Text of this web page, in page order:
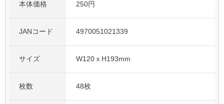
本体価格 250円
JANコード 4970051021339
サイズ W120ｘH193mm
枚数 48枚